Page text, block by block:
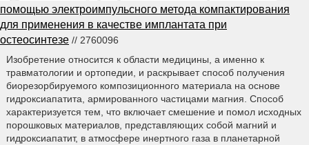
помощью электроимпульсного метода компактирования
для применения в качестве имплантата при
остеосинтезе // 2760096
Изобретение относится к области медицины, а именно к
травматологии и ортопедии, и раскрывает способ получения
биорезорбируемого композиционного материала на основе
гидроксиапатита, армированного частицами магния. Способ
характеризуется тем, что включает смешение и помол исходных
порошковых материалов, представляющих собой магний и
гидроксиапатит, в атмосфере инертного газа в планетарной